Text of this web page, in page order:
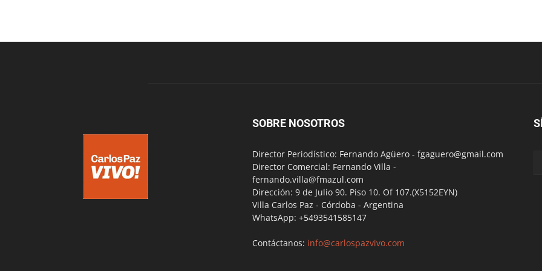
SOBRE NOSOTROS
Director Periodístico: Fernando Agüero - fgaguero@gmail.com
Director Comercial: Fernando Villa -
fernando.villa@fmazul.com
Dirección: 9 de Julio 90. Piso 10. Of 107.(X5152EYN)
Villa Carlos Paz - Córdoba - Argentina
WhatsApp: +5493541585147
Contáctanos: info@carlospazvivo.com